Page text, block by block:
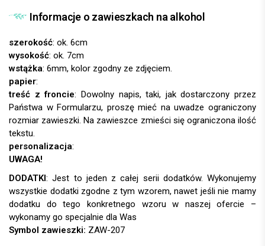
Informacje o zawieszkach na alkohol
szerokość: ok. 6cm
wysokość: ok. 7cm
wstążka: 6mm, kolor zgodny ze zdjęciem.
papier:
treść z froncie: Dowolny napis, taki, jak dostarczony przez
Państwa w Formularzu, proszę mieć na uwadze ograniczony
rozmiar zawieszki. Na zawieszce zmieści się ograniczona ilość
tekstu.
personalizacja:
UWAGA!
DODATKI:
Symbol zawieszki: ZAW-207